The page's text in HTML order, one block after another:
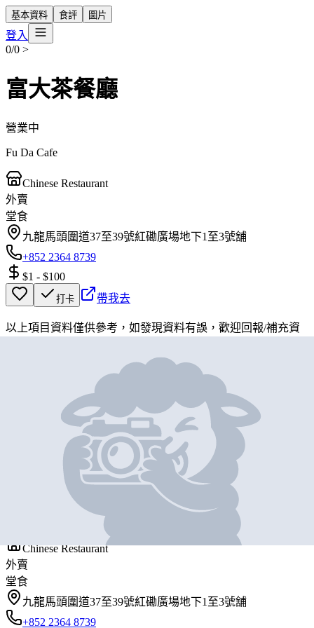
基本資料 食評 圖片
登入
0/0 >
富大茶餐廳
營業中
Fu Da Cafe
Chinese Restaurant
外賣
堂食
九龍馬頭圍道37至39號紅磡廣場地下1至3號舖
+852 2364 8739
$1 - $100
打卡 帶我去
以上項目資料僅供參考，如發現資料有誤，歡迎回報/補充資
富大茶餐廳
Chinese Restaurant
外賣
堂食
九龍馬頭圍道37至39號紅磡廣場地下1至3號舖
+852 2364 8739